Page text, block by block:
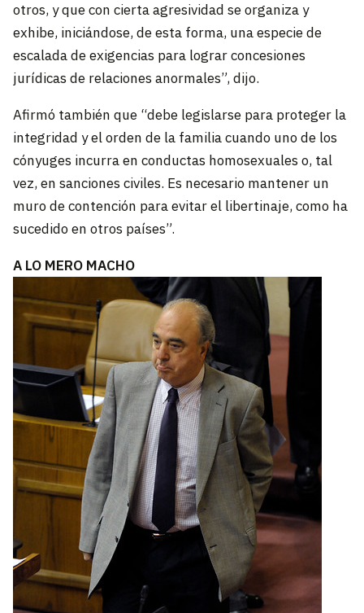
otros, y que con cierta agresividad se organiza y
exhibe, iniciándose, de esta forma, una especie de
escalada de exigencias para lograr concesiones
jurídicas de relaciones anormales”, dijo.
Afirmó también que “debe legislarse para proteger la
integridad y el orden de la familia cuando uno de los
cónyuges incurra en conductas homosexuales o, tal
vez, en sanciones civiles. Es necesario mantener un
muro de contención para evitar el libertinaje, como ha
sucedido en otros países”.
A LO MERO MACHO